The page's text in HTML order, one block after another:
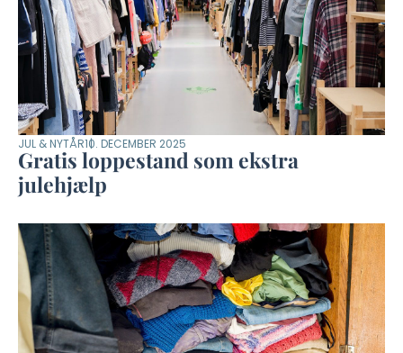
JUL & NYTÅR10. DECEMBER 2025
Gratis loppestand som ekstra
julehjælp